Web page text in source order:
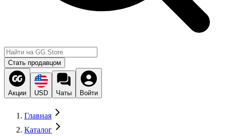
Стать продавцом
Акции USD Чаты Войти
Главная
Каталог